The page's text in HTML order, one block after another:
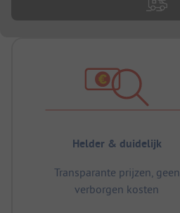
Helder & duidelijk
Transparante prijzen, geen
verborgen kosten